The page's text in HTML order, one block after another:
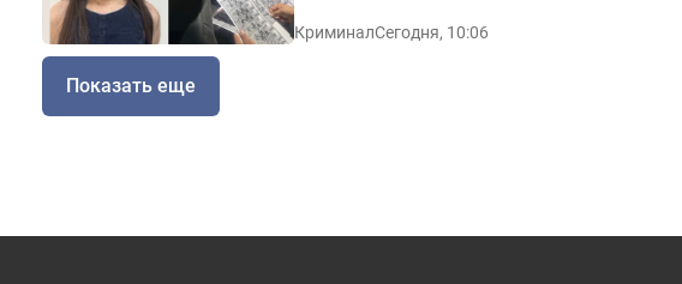
КриминалСегодня, 10:06
Показать еще